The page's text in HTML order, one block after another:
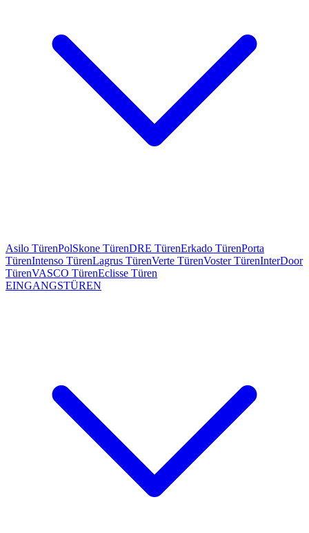
Asilo TürenPolSkone TürenDRE TürenErkado TürenPorta
TürenIntenso TürenLagrus TürenVerte TürenVoster TürenInterDoor
TürenVASCO TürenEclisse Türen
EINGANGSTÜREN